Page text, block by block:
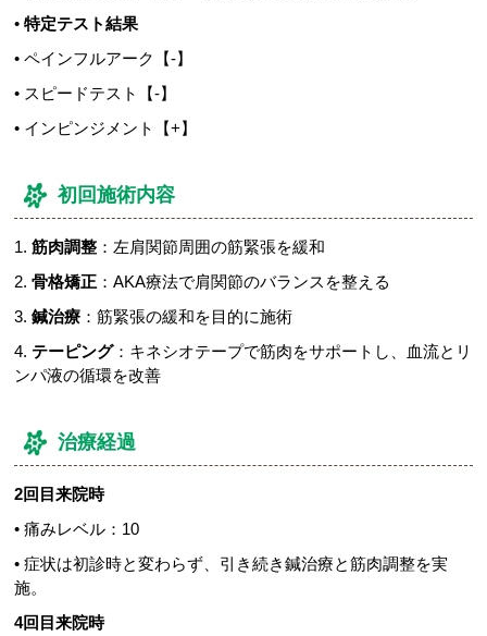
•特定テスト結果
• ペインフルアーク【-】
• スピードテスト【-】
• インピンジメント【+】
初回施術内容
1.筋肉調整 ：左肩関節周囲の筋緊張を緩和
2.骨格矯正 ：AKA療法で肩関節のバランスを整える
3.鍼治療 ：筋緊張の緩和を目的に施術
4. テーピング：キネシオテープで筋肉をサポートし、血流とリ
ンパ液の循環を改善
治療経過
2回目来院時
• 痛みレベル：10
• 症状は初診時と変わらず、引き続き鍼治療と筋肉調整を実
施。
4回目来院時